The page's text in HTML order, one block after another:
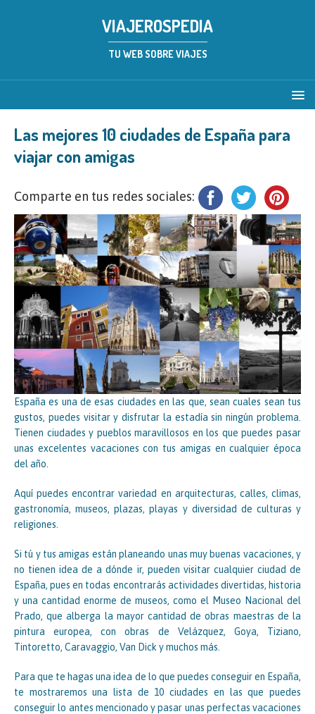
VIAJEROSPEDIA
TU WEB SOBRE VIAJES
Las mejores 10 ciudades de España para
viajar con amigas
Comparte en tus redes sociales:
España es una de esas ciudades en las que, sean cuales sean tus
gustos, puedes visitar y disfrutar la estadía sin ningún problema.
Tienen ciudades y pueblos maravillosos en los que puedes pasar
unas excelentes vacaciones con tus amigas en cualquier época
del año.
Aquí puedes encontrar variedad en arquitecturas, calles, climas,
gastronomía, museos, plazas, playas y diversidad de culturas y
religiones.
Si tú y tus amigas están planeando unas muy buenas vacaciones, y
no tienen idea de a dónde ir, pueden visitar cualquier ciudad de
España, pues en todas encontrarás actividades divertidas, historia
y una cantidad enorme de museos, como el Museo Nacional del
Prado, que alberga la mayor cantidad de obras maestras de la
pintura europea, con obras de Velázquez, Goya, Tiziano,
Tintoretto, Caravaggio, Van Dick y muchos más.
Para que te hagas una idea de lo que puedes conseguir en España,
te mostraremos una lista de 10 ciudades en las que puedes
conseguir lo antes mencionado y pasar unas perfectas vacaciones